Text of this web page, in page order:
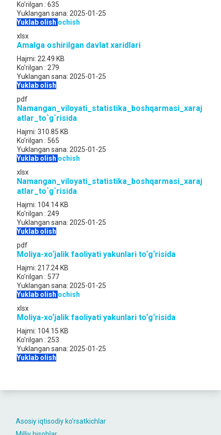
Asosiy iqtisodiy ko'rsatkichlar
Ko'rilgan : 635
Yuklangan sana: 2025-01-25
Yuklab olish ochish
xlsx
Amalga oshirilgan davlat xaridlari
Hajmi: 22.49 KB
Ko'rilgan : 279
Yuklangan sana: 2025-01-25
Yuklab olish
pdf
Namangan_viloyati_statistika_boshqarmasi_xaraj
atlar_to`g`risida
Hajmi: 310.85 KB
Ko'rilgan : 565
Yuklangan sana: 2025-01-25
Yuklab olish ochish
xlsx
Namangan_viloyati_statistika_boshqarmasi_xaraj
atlar_to`g`risida
Hajmi: 104.14 KB
Ko'rilgan : 249
Yuklangan sana: 2025-01-25
Yuklab olish
pdf
Moliya-xo‘jalik faoliyati yakunlari to‘g‘risida
Hajmi: 217.24 KB
Ko'rilgan : 577
Yuklangan sana: 2025-01-25
Yuklab olish ochish
xlsx
Moliya-xo‘jalik faoliyati yakunlari to‘g‘risida
Hajmi: 104.15 KB
Ko'rilgan : 253
Yuklangan sana: 2025-01-25
Yuklab olish